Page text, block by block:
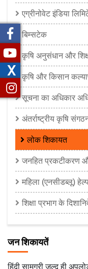
एग्रीनोवेट इंडिया
बिम्सटेक
कृषि अनुसंधान और
कृषि और किसान
सूचना का अधिकार
अंतर्राष्ट्रीय कृषि
लोक शिकायत
जनहित प्रकटीकरण
महिला (एनसीडब्लू)
शिक्षा प्रभाग के
जन शिकायतें
हिंदी सामग्री जल्द ही
X